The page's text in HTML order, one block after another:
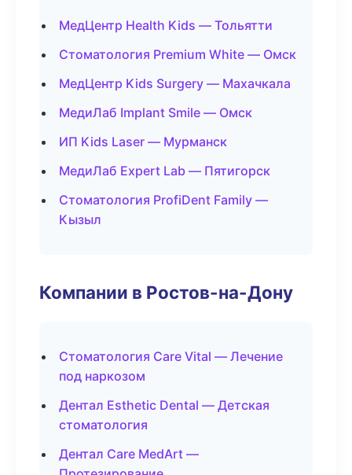
МедЦентр Health Kids — Тольятти
Стоматология Premium White — Омск
МедЦентр Kids Surgery — Махачкала
МедиЛаб Implant Smile — Омск
ИП Kids Laser — Мурманск
МедиЛаб Expert Lab — Пятигорск
Стоматология ProfiDent Family —
Кызыл
Компании в Ростов-на-Дону
Стоматология Care Vital — Лечение
под наркозом
Дентал Esthetic Dental — Детская
стоматология
Дентал Care MedArt —